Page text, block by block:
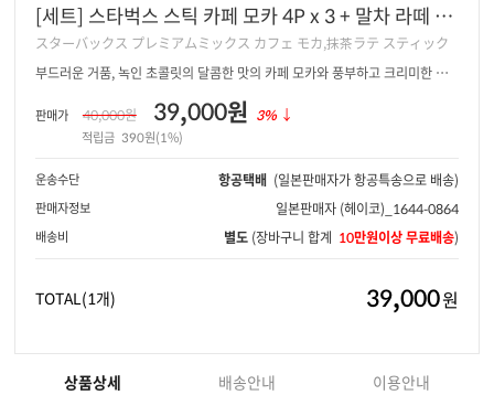
상품상세 배송안내 이용안내
[세트] 스타벅스 스틱 카페 모카 4P x 3 + 말차 라떼 4P
x 3
スターバックス プレミアムミックス カフェ モカ,抹茶ラテ スティック
부드러운 거품, 녹인 초콜릿의 달콤한 맛의 카페 모카와 풍부하고 크리미한 깊
판매가 40,000원 39,000원 3% ↓
적립금 390원(1%)
운송수단 항공택배 (일본판매자가 항공특송으로 배송)
판매자정보 일본판매자 (헤이코)_1644-0864
배송비 별도 (장바구니 합계 10만원이상 무료배송)
TOTAL 39,000원
(1개)